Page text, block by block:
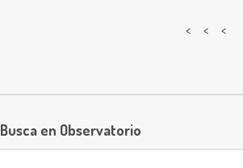
< < <
Busca en Observatorio